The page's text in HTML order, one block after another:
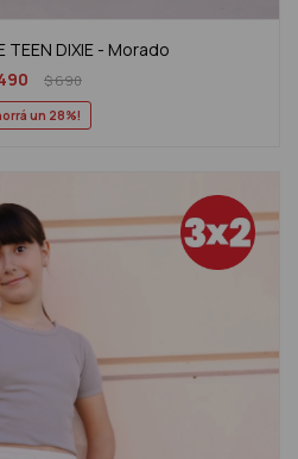
TEEN DIXIE - Morado
$690
28